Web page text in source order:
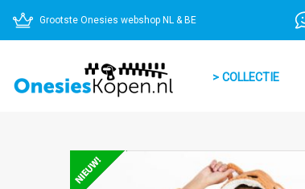
Grootste Onesies webshop NL & BE
> COLLECTIE